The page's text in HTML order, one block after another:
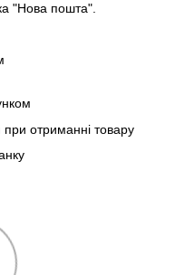
"Нова пошта".
при отриманні товару